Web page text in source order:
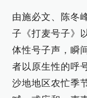
由施必文、陈冬
子《打麦号子》
体性号子声，瞬
者以原生性的呼
沙地地区农忙季